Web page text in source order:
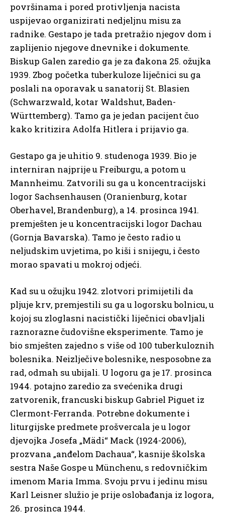
površinama i pored protivljenja nacista
uspijevao organizirati nedjeljnu misu za
radnike. Gestapo je tada pretražio njegov dom i
zaplijenio njegove dnevnike i dokumente.
Biskup Galen zaredio ga je za đakona 25. ožujka
1939. Zbog početka tuberkuloze liječnici su ga
poslali na oporavak u sanatorij St. Blasien
(Schwarzwald, kotar Waldshut, Baden-
Württemberg). Tamo ga je jedan pacijent čuo
kako kritizira Adolfa Hitlera i prijavio ga.
Gestapo ga je uhitio 9. studenoga 1939. Bio je
interniran najprije u Freiburgu, a potom u
Mannheimu. Zatvorili su ga u koncentracijski
logor Sachsenhausen (Oranienburg, kotar
Oberhavel, Brandenburg), a 14. prosinca 1941.
premješten je u koncentracijski logor Dachau
(Gornja Bavarska). Tamo je često radio u
neljudskim uvjetima, po kiši i snijegu, i često
morao spavati u mokroj odjeći.
Kad su u ožujku 1942. zlotvori primijetili da
pljuje krv, premjestili su ga u logorsku bolnicu, u
kojoj su zloglasni nacistički liječnici obavljali
raznorazne čudovišne eksperimente. Tamo je
bio smješten zajedno s više od 100 tuberkuloznih
bolesnika. Neizlječive bolesnike, nesposobne za
rad, odmah su ubijali. U logoru ga je 17. prosinca
1944. potajno zaredio za svećenika drugi
zatvorenik, francuski biskup Gabriel Piguet iz
Clermont-Ferranda. Potrebne dokumente i
liturgijske predmete prošvercala je u logor
djevojka Josefa „Mädi“ Mack (1924-2006),
prozvana „anđelom Dachaua“, kasnije školska
sestra Naše Gospe u Münchenu, s redovničkim
imenom Maria Imma. Svoju prvu i jedinu misu
Karl Leisner služio je prije oslobađanja iz logora,
26. prosinca 1944.